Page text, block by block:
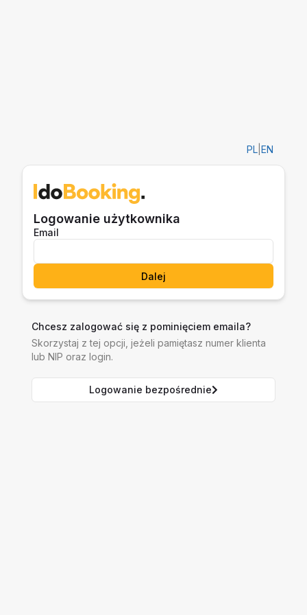
PL EN
Logowanie użytkownika
Email
Dalej
Chcesz zalogować się z pominięciem emaila?
Skorzystaj z tej opcji, jeżeli pamiętasz numer klienta
lub NIP oraz login.
Logowanie bezpośrednie